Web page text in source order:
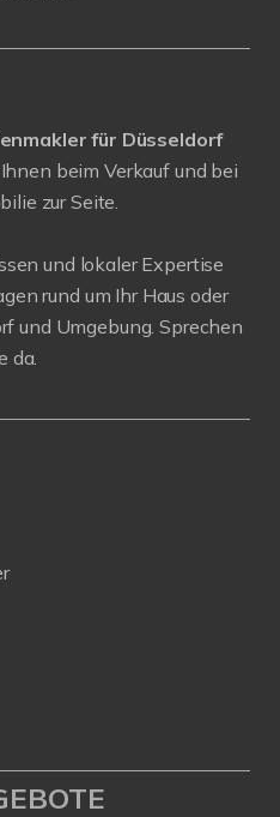
für Düsseldorf
beim Verkauf und bei
zur Seite.
und lokaler Expertise
rund um Ihr Haus oder
und Umgebung. Sprechen
da.